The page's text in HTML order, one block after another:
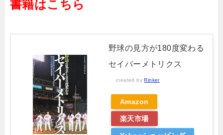
書籍はこちら
野球の見方が180度変わる
セイバーメトリクス
created byRinker
Amazon
楽天市場